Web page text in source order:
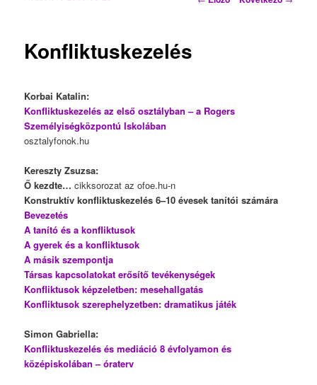
Konfliktuskezelés
Korbai Katalin:
Konfliktuskezelés az első osztályban – a Rogers
Személyiségközpontú Iskolában
osztalyfonok.hu
Kereszty Zsuzsa:
Ő kezdte… cikksorozat az ofoe.hu-n
Konstruktív konfliktuskezelés 6–10 évesek tanítói számára
Bevezetés
A tanító és a konfliktusok
A gyerek és a konfliktusok
A másik szempontja
Társas kapcsolatokat erősítő tevékenységek
Konfliktusok képzeletben: mesehallgatás
Konfliktusok szerephelyzetben: dramatikus játék
Simon Gabriella:
Konfliktuskezelés és mediáció 8 évfolyamon és
középiskolában – óraterv